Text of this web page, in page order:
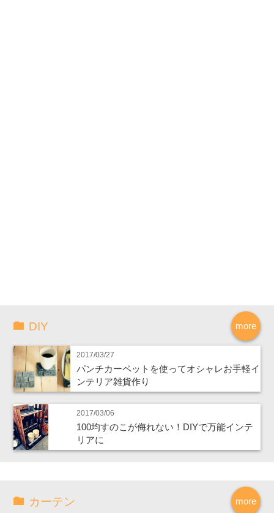
more
DIY
2017/03/27
パンチカーペットを使ってオシャレお手軽イ
ンテリア雑貨作り
2017/03/06
100均すのこが侮れない！DIYで万能インテ
リアに
more
カーテン